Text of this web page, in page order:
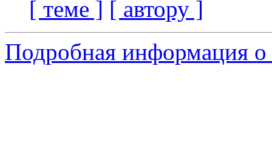
[ теме ] [ автору ]
Подробная информация